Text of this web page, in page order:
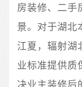
房装修、二手
景。对于湖北
江夏，辐射湖
业标准提供质
决业主装修后